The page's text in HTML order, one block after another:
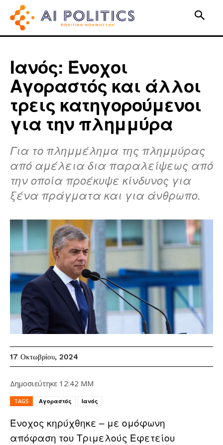
Ιανός: Ένοχοι
Αγοραστός και άλλοι
τρεις κατηγορούμενοι
για την πλημμύρα
Για το πλημμέλημα της πλημμύρας
από αμέλεια δια παραλείψεως από
την οποία προέκυψε κίνδυνος για
ξένα πράγματα και για άνθρωπο.
17 Οκτωβρίου, 2024
Δημοσιεύτηκε 12:42 ΜΜ
TAGS Αγοραστός Ιανός
Ένοχος κηρύχθηκε – με ομόφωνη
απόφαση του Τριμελούς Εφετείου